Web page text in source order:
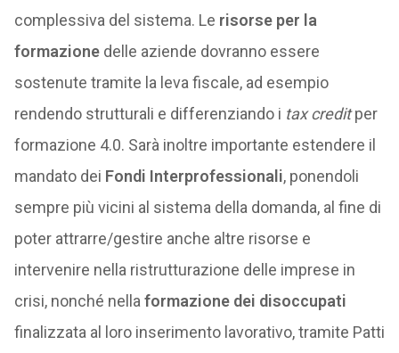
complessiva del sistema. Le risorse per la
formazionedelle aziende dovranno essere
sostenute tramite la leva fiscale, ad esempio
rendendo strutturali e differenziando i tax creditper
formazione 4.0. Sarà inoltre importante estendere il
mandato dei Fondi Interprofessionali, ponendoli
sempre più vicini al sistema della domanda, al fine di
poter attrarre/gestire anche altre risorse e
intervenire nella ristrutturazione delle imprese in
crisi, nonché nellaformazione dei disoccupati
finalizzata al loro inserimento lavorativo, tramite Patti